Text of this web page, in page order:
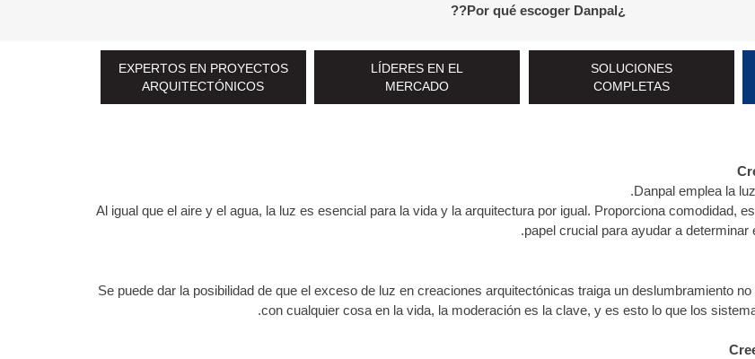
¿Por qué escoger Danpal??
EXPERTOS EN PROYECTOS
ARQUITECTÓNICOS
LÍDERES EN EL
MERCADO
SOLUCIONES
COMPLETAS
Danpal emplea la
Al igual que el aire y el agua, la luz es esencial para la vida y la arquitectura por igual. Proporciona comodidad,
papel crucial para ayudar a
Se puede dar la posibilidad de que el exceso de luz en creaciones arquitectónicas traiga un deslumbramiento
con cualquier cosa en la vida, la moderación es la clave, y es esto lo que los